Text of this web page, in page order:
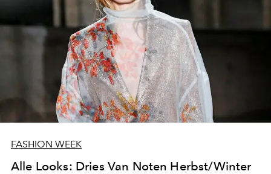
FASHION WEEK
Alle Looks: Dries Van Noten Herbst/Winter